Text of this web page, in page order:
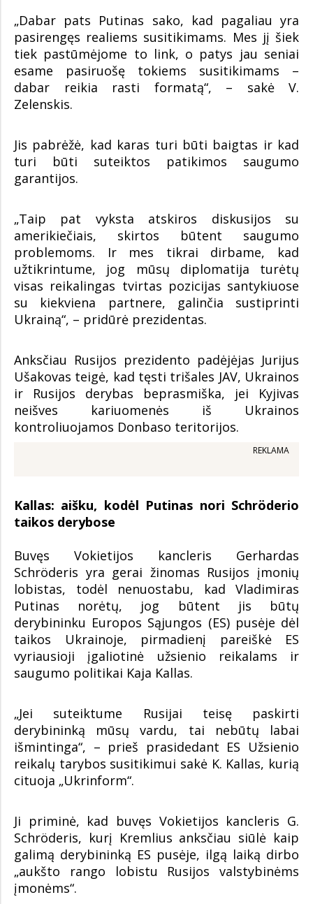
„Dabar pats Putinas sako, kad pagaliau yra
pasirengęs realiems susitikimams. Mes jį šiek
tiek pastūmėjome to link, o patys jau seniai
esame pasiruošę tokiems susitikimams –
dabar reikia rasti formatą“, – sakė V.
Zelenskis.
Jis pabrėžė, kad karas turi būti baigtas ir kad
turi būti suteiktos patikimos saugumo
garantijos.
„Taip pat vyksta atskiros diskusijos su
amerikiečiais, skirtos būtent saugumo
problemoms. Ir mes tikrai dirbame, kad
užtikrintume, jog mūsų diplomatija turėtų
visas reikalingas tvirtas pozicijas santykiuose
su kiekviena partnere, galinčia sustiprinti
Ukrainą“, – pridūrė prezidentas.
Anksčiau Rusijos prezidento padėjėjas Jurijus
Ušakovas teigė, kad tęsti trišales JAV, Ukrainos
ir Rusijos derybas beprasmiška, jei Kyjivas
neišves kariuomenės iš Ukrainos
kontroliuojamos Donbaso teritorijos.
REKLAMA
Kallas: aišku, kodėl Putinas nori Schröderio
taikos derybose
Buvęs Vokietijos kancleris Gerhardas
Schröderis yra gerai žinomas Rusijos įmonių
lobistas, todėl nenuostabu, kad Vladimiras
Putinas norėtų, jog būtent jis būtų
derybininku Europos Sąjungos (ES) pusėje dėl
taikos Ukrainoje, pirmadienį pareiškė ES
vyriausioji įgaliotinė užsienio reikalams ir
saugumo politikai Kaja Kallas.
„Jei suteiktume Rusijai teisę paskirti
derybininką mūsų vardu, tai nebūtų labai
išmintinga“, – prieš prasidedant ES Užsienio
reikalų tarybos susitikimui sakė K. Kallas, kurią
cituoja „Ukrinform“.
Ji priminė, kad buvęs Vokietijos kancleris G.
Schröderis, kurį Kremlius anksčiau siūlė kaip
galimą derybininką ES pusėje, ilgą laiką dirbo
„aukšto rango lobistu Rusijos valstybinėms
įmonėms“.